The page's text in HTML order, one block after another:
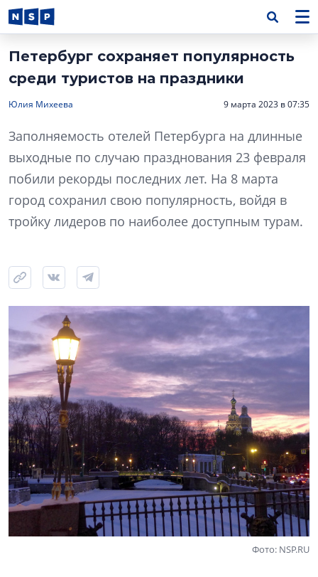
Петербург сохраняет популярность
среди туристов на праздники
Юлия Михеева 9 марта 2023 в 07:35
Заполняемость отелей Петербурга на длинные
выходные по случаю празднования 23 февраля
побили рекорды последних лет. На 8 марта
город сохранил свою популярность, войдя в
тройку лидеров по наиболее доступным турам.
Фото: NSP.RU